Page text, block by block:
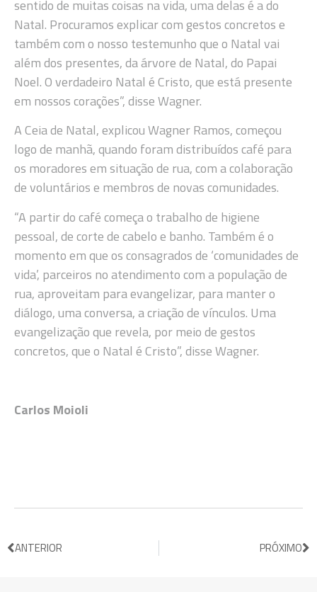
sentido de muitas coisas na vida, uma delas é a do
Natal. Procuramos explicar com gestos concretos e
também com o nosso testemunho que o Natal vai
além dos presentes, da árvore de Natal, do Papai
Noel. O verdadeiro Natal é Cristo, que está presente
em nossos corações”, disse Wagner.
A Ceia de Natal, explicou Wagner Ramos, começou
logo de manhã, quando foram distribuídos café para
os moradores em situação de rua, com a colaboração
de voluntários e membros de novas comunidades.
“A partir do café começa o trabalho de higiene
pessoal, de corte de cabelo e banho. Também é o
momento em que os consagrados de ‘comunidades de
vida’, parceiros no atendimento com a população de
rua, aproveitam para evangelizar, para manter o
diálogo, uma conversa, a criação de vínculos. Uma
evangelização que revela, por meio de gestos
concretos, que o Natal é Cristo”, disse Wagner.
Carlos Moioli
ANTERIOR PRÓXIMO